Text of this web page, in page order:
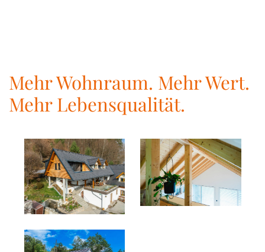
Mehr Wohnraum. Mehr Wert.
Mehr Lebensqualität.